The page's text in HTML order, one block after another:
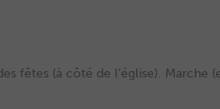
fêtes (à côté de l’église).